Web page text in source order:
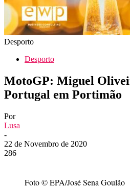
Desporto
Desporto
MotoGP: Miguel
Portugal em Portimão
Por
Lusa
-
22 de Novembro de 2020
286
Foto © EPA/José Sena Goulão